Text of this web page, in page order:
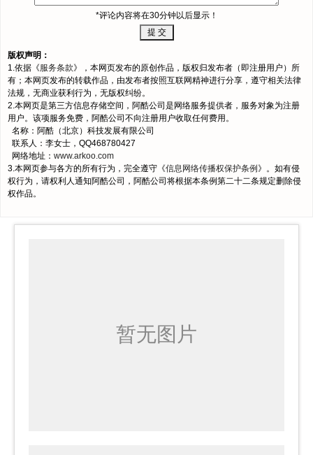
*评论内容将在30分钟以后显示！
版权声明：
1.依据《服务条款》，本网页发布的原创作品，版权归发布者（即注册用户）所
有；本网页发布的转载作品，由发布者按照互联网精神进行分享，遵守相关法律
法规，无商业获利行为，无版权纠纷。
2.本网页是第三方信息存储空间，阿酷公司是网络服务提供者，服务对象为注册
用户。该项服务免费，阿酷公司不向注册用户收取任何费用。
名称：阿酷（北京）科技发展有限公司
联系人：李女士，QQ468780427
网络地址： www.arkoo.com
3.本网页参与各方的所有行为，完全遵守《信息网络传播权保护条例 》。如有侵
权行为，请权利人通知阿酷公司，阿酷公司将根据本条例第二十二条规定删除侵
权作品。